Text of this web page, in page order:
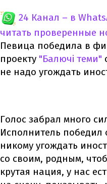
24 Канал – в
читать проверенные
Певица победила в
проекту "Балючі теми"
не надо угождать
Голос забрал много
Исполнитель
никому угождать
со своим, родным,
крутая нация, у нас